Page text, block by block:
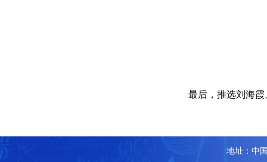
最后，推选刘海霞
地址：中